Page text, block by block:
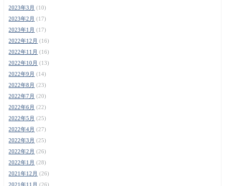
2023年3月 (10)
2023年2月 (17)
2023年1月 (17)
2022年12月 (16)
2022年11月 (16)
2022年10月 (13)
2022年9月 (14)
2022年8月 (23)
2022年7月 (20)
2022年6月 (22)
2022年5月 (25)
2022年4月 (27)
2022年3月 (25)
2022年2月 (26)
2022年1月 (28)
2021年12月 (26)
2021年11月 (26)